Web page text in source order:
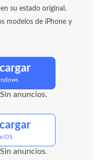
su estado original.
modelos de iPhone y
anuncios.
anuncios.